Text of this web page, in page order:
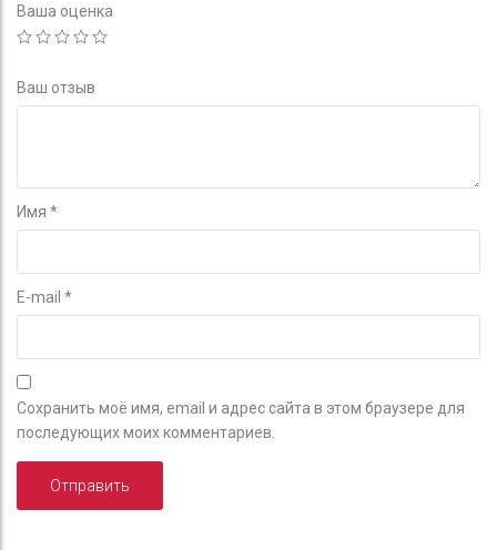
Ваша оценка
Ваш отзыв
Имя *
E-mail *
Сохранить моё имя, email и адрес сайта в этом браузере для
последующих моих комментариев.